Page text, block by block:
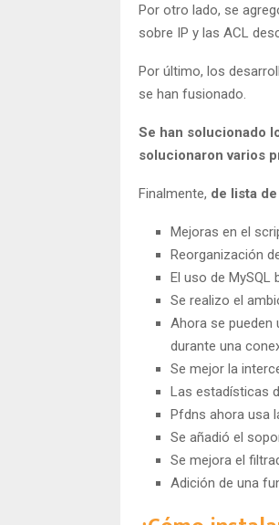
Por otro lado, se
sobre IP y las ACL
Por último, los
se han fusionado.
Se han solucionado
solucionaron varios
Finalmente, de lista
Mejoras en el
Reorganización
El uso de
Se realizo el
Ahora se pueden
durante una
Se mejor la
Las estadísticas
Pfdns ahora usa
Se añadió el
Se mejora el
Adición de una